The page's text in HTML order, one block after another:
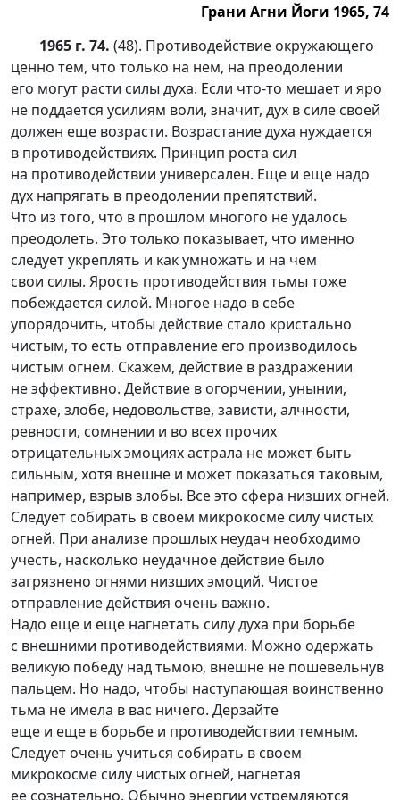
Грани Агни Йоги 1965, 74
1965 г. 74. (48). Противодействие окружающего
ценно тем, что только на нем, на преодолении
его могут расти силы духа. Если что-то мешает и яро
не поддается усилиям воли, значит, дух в силе своей
должен еще возрасти. Возрастание духа нуждается
в противодействиях. Принцип роста сил
на противодействии универсален. Еще и еще надо
дух напрягать в преодолении препятствий.
Что из того, что в прошлом многого не удалось
преодолеть. Это только показывает, что именно
следует укреплять и как умножать и на чем
свои силы. Ярость противодействия тьмы тоже
побеждается силой. Многое надо в себе
упорядочить, чтобы действие стало кристально
чистым, то есть отправление его производилось
чистым огнем. Скажем, действие в раздражении
не эффективно. Действие в огорчении, унынии,
страхе, злобе, недовольстве, зависти, алчности,
ревности, сомнении и во всех прочих
отрицательных эмоциях астрала не может быть
сильным, хотя внешне и может показаться таковым,
например, взрыв злобы. Все это сфера низших огней.
Следует собирать в своем микрокосме силу чистых
огней. При анализе прошлых неудач необходимо
учесть, насколько неудачное действие было
загрязнено огнями низших эмоций. Чистое
отправление действия очень важно.
Надо еще и еще нагнетать силу духа при борьбе
с внешними противодействиями. Можно одержать
великую победу над тьмою, внешне не пошевельнув
пальцем. Но надо, чтобы наступающая воинственно
тьма не имела в вас ничего. Дерзайте
еще и еще в борьбе и противодействии темным.
Следует очень учиться собирать в своем
микрокосме силу чистых огней, нагнетая
ее сознательно. Обычно энергии устремляются